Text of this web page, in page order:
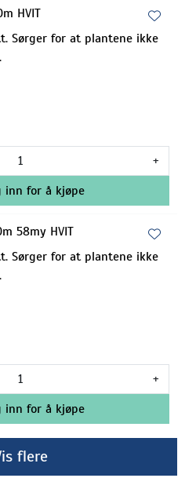
HVIT
Sørger for at plantene ikke
+
inn for å kjøpe
58my HVIT
Sørger for at plantene ikke
+
inn for å kjøpe
flere